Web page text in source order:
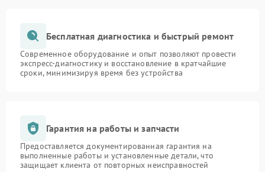
Бесплатная диагностика и быстрый ремонт
Современное оборудование и опыт позволяют провести
экспресс-диагностику и восстановление в кратчайшие
сроки, минимизируя время без устройства
Гарантия на работы и запчасти
Предоставляется документированная гарантия на
выполненные работы и установленные детали, что
защищает клиента от повторных неисправностей